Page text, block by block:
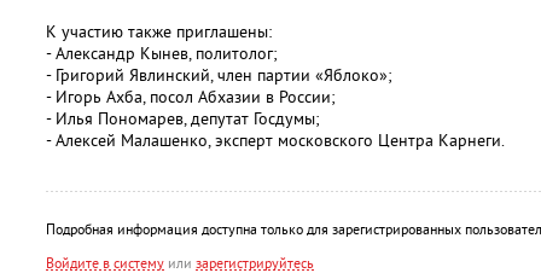
К участию также приглашены:
- Александр Кынев, политолог;
- Григорий Явлинский, член партии «Яблоко»;
- Игорь Ахба, посол Абхазии в России;
- Илья Пономарев, депутат Госдумы;
- Алексей Малашенко, эксперт московского Центра Карнеги.
Подробная информация доступна только для зарегистрированных
Войдите в систему или зарегистрируйтесь